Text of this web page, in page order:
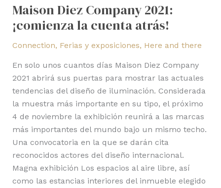
Maison Diez Company 2021:
¡comienza la cuenta atrás!
Connection, Ferias y exposiciones, Here and there
En solo unos cuantos días Maison Diez Company
2021 abrirá sus puertas para mostrar las actuales
tendencias del diseño de iluminación. Considerada
la muestra más importante en su tipo, el próximo
4 de noviembre la exhibición reunirá a las marcas
más importantes del mundo bajo un mismo techo.
Una convocatoria en la que se darán cita
reconocidos actores del diseño internacional.
Magna exhibición Los espacios al aire libre, así
como las estancias interiores del inmueble elegido